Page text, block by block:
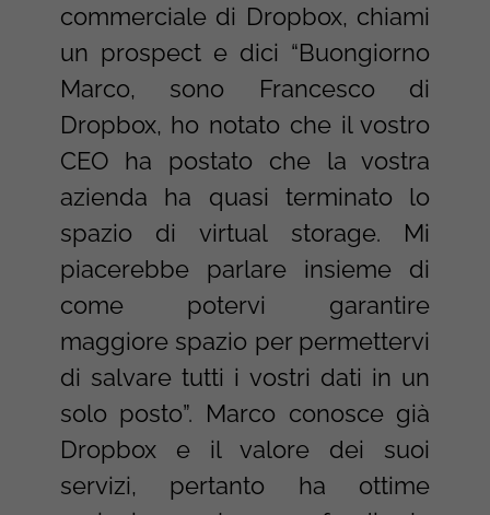
commerciale di Dropbox, chiami
un prospect e dici “Buongiorno
Marco, sono Francesco di
Dropbox, ho notato che il vostro
CEO ha postato che la vostra
azienda ha quasi terminato lo
spazio di virtual storage. Mi
piacerebbe parlare insieme di
come potervi garantire
maggiore spazio per permettervi
di salvare tutti i vostri dati in un
solo posto”. Marco conosce già
Dropbox e il valore dei suoi
servizi, pertanto ha ottime